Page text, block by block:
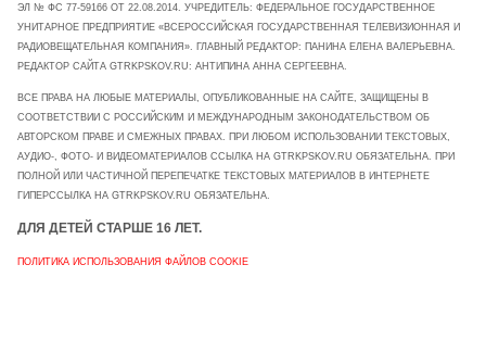
ЭЛ № ФС 77-59166 ОТ 22.08.2014. УЧРЕДИТЕЛЬ: ФЕДЕРАЛЬНОЕ ГОСУДАРСТВЕННОЕ
УНИТАРНОЕ ПРЕДПРИЯТИЕ «ВСЕРОССИЙСКАЯ ГОСУДАРСТВЕННАЯ ТЕЛЕВИЗИОННАЯ И
РАДИОВЕЩАТЕЛЬНАЯ КОМПАНИЯ». ГЛАВНЫЙ РЕДАКТОР: ПАНИНА ЕЛЕНА ВАЛЕРЬЕВНА.
РЕДАКТОР САЙТА GTRKPSKOV.RU: АНТИПИНА АННА СЕРГЕЕВНА.
ВСЕ ПРАВА НА ЛЮБЫЕ МАТЕРИАЛЫ, ОПУБЛИКОВАННЫЕ НА САЙТЕ, ЗАЩИЩЕНЫ В
СООТВЕТСТВИИ С РОССИЙСКИМ И МЕЖДУНАРОДНЫМ ЗАКОНОДАТЕЛЬСТВОМ ОБ
АВТОРСКОМ ПРАВЕ И СМЕЖНЫХ ПРАВАХ. ПРИ ЛЮБОМ ИСПОЛЬЗОВАНИИ ТЕКСТОВЫХ,
АУДИО-, ФОТО- И ВИДЕОМАТЕРИАЛОВ ССЫЛКА НА GTRKPSKOV.RU ОБЯЗАТЕЛЬНА. ПРИ
ПОЛНОЙ ИЛИ ЧАСТИЧНОЙ ПЕРЕПЕЧАТКЕ ТЕКСТОВЫХ МАТЕРИАЛОВ В ИНТЕРНЕТЕ
ГИПЕРССЫЛКА НА GTRKPSKOV.RU ОБЯЗАТЕЛЬНА.
ДЛЯ ДЕТЕЙ СТАРШЕ 16 ЛЕТ.
ПОЛИТИКА ИСПОЛЬЗОВАНИЯ ФАЙЛОВ COOKIE